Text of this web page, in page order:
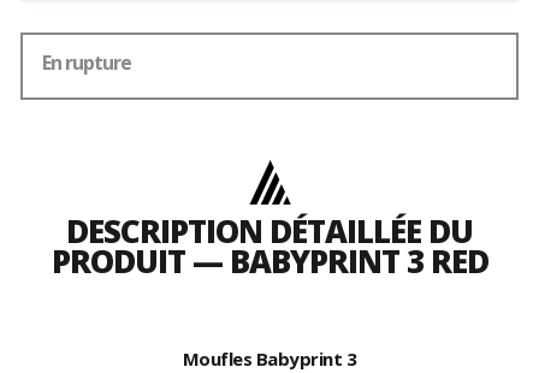
En rupture
DESCRIPTION DÉTAILLÉE DU
PRODUIT — BABYPRINT 3 RED
Moufles Babyprint 3